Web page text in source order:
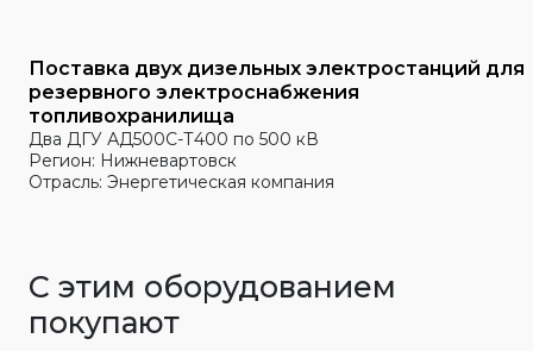
Поставка двух дизельных электростанций для
резервного электроснабжения
топливохранилища
Два ДГУ АД500С-Т400 по 500 кВ
Регион: Нижневартовск
Отрасль: Энергетическая компания
С этим оборудованием
покупают